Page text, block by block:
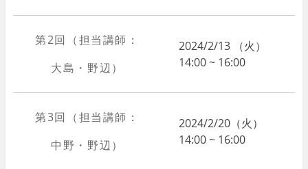
第2回（担当講師：
大島・野辺）
2024/2/13 （火）
14:00 ~ 16:00
第3回（担当講師：
中野・野辺）
2024/2/20（火）
14:00 ~ 16:00